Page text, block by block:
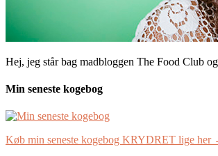
Hej, jeg står bag madbloggen The Food Club
Min seneste kogebog
Køb min seneste kogebog KRYDRET lige her